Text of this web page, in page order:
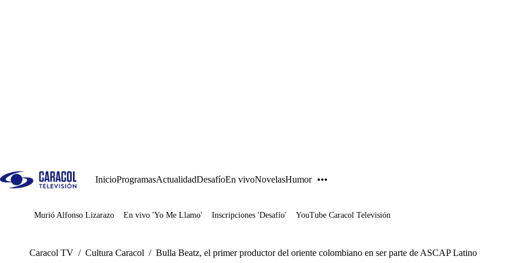
InicioProgramasActualidadDesafíoEn vivoNovelasHumor
Juegos
Murió Alfonso Lizarazo En vivo 'Yo Me Llamo' Inscripciones 'Desafío' YouTube Caracol Televisión
Caracol TV / Cultura Caracol / Bulla Beatz, el primer productor del oriente colombiano en ser parte de ASCAP Latino